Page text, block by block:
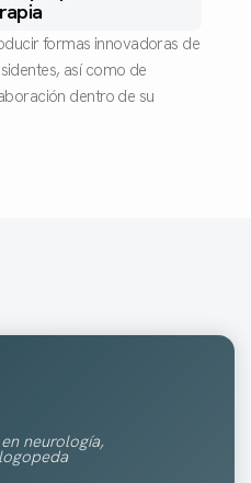
formas innovadoras de
así como de
dentro de su
neurología,